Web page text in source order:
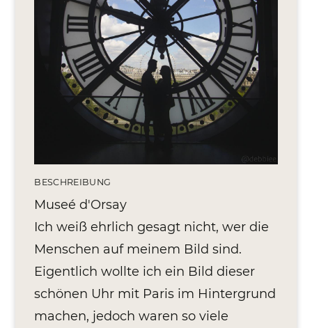
Editionen 2017–2021
FreeStyle 2021
FreeStyle 2020
FreeStyle 2019
FreeStyle 2017
Ateliers
BESCHREIBUNG
Museé d'Orsay
Ich weiß ehrlich gesagt nicht, wer die
Menschen auf meinem Bild sind.
Eigentlich wollte ich ein Bild dieser
schönen Uhr mit Paris im Hintergrund
machen, jedoch waren so viele